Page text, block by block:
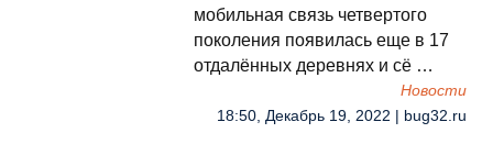
мобильная связь четвертого
поколения появилась еще в 17
отдалённых деревнях и сё …
Новости
18:50, Декабрь 19, 2022 | bug32.ru